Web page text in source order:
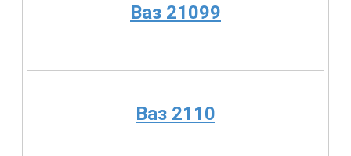
Ваз 21099
Ваз 2110